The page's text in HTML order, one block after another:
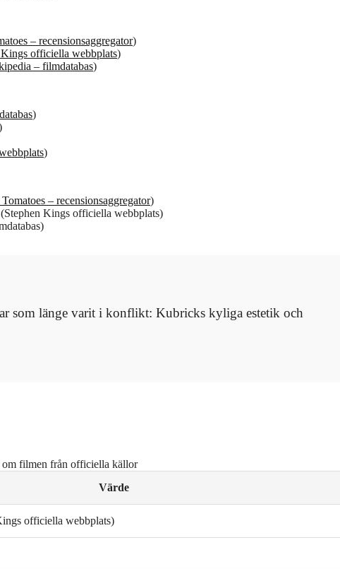
– recensionsaggregator)
Kings officiella webbplats)
– filmdatabas)
)
)
– recensionsaggregator)
Kings officiella webbplats)
som länge varit i konflikt: Kubricks kyliga estetik och
filmen från officiella källor
Värde
officiella webbplats)